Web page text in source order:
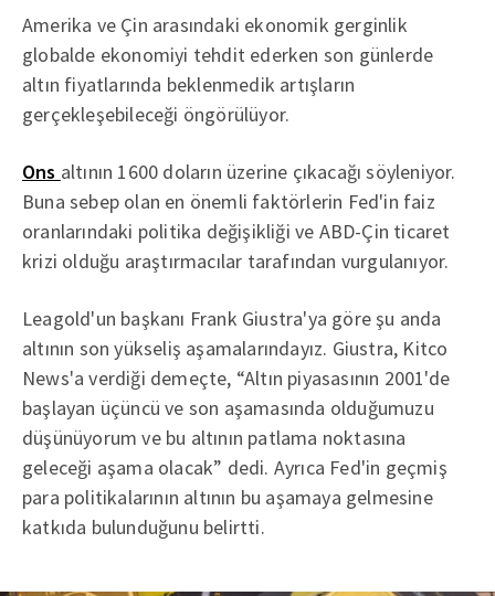
Amerika ve Çin arasındaki ekonomik gerginlik
globalde ekonomiyi tehdit ederken son günlerde
altın fiyatlarında beklenmedik artışların
gerçekleşebileceği öngörülüyor.
Ons altının 1600 doların üzerine çıkacağı söyleniyor.
Buna sebep olan en önemli faktörlerin Fed'in faiz
oranlarındaki politika değişikliği ve ABD-Çin ticaret
krizi olduğu araştırmacılar tarafından vurgulanıyor.
Leagold'un başkanı Frank Giustra'ya göre şu anda
altının son yükseliş aşamalarındayız. Giustra, Kitco
News'a verdiği demeçte, “Altın piyasasının 2001'de
başlayan üçüncü ve son aşamasında olduğumuzu
düşünüyorum ve bu altının patlama noktasına
geleceği aşama olacak” dedi. Ayrıca Fed'in geçmiş
para politikalarının altının bu aşamaya gelmesine
katkıda bulunduğunu belirtti.